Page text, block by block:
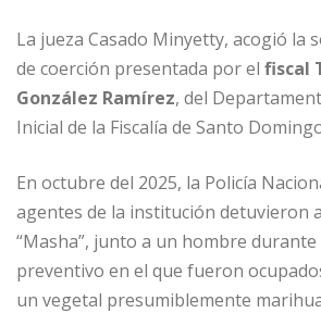
La jueza Casado Minyetty, acogió la
de coerción presentada por el fiscal
González Ramírez, del
Inicial de la Fiscalía de Santo
En octubre del 2025, la Policía
agentes de la institución detuvieron
“Masha”, junto a un hombre
preventivo en el que fueron
un vegetal presumiblemente